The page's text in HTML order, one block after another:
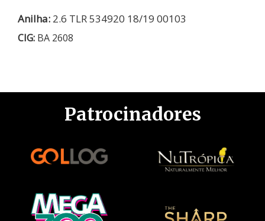
Anilha: 2.6 TLR 534920 18/19 00103
CIG: BA 2608
Patrocinadores